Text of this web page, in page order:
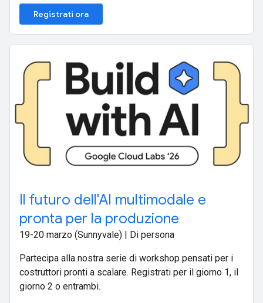
Registrati ora
Il futuro dell'AI multimodale e
pronta per la produzione
19-20 marzo (Sunnyvale) | Di persona
Partecipa alla nostra serie di workshop pensati per i
costruttori pronti a scalare. Registrati per il giorno 1, il
giorno 2 o entrambi.